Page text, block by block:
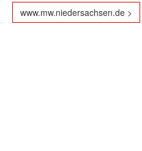
www.mw.niedersachsen.de >